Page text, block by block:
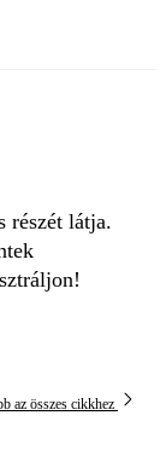
részét látja.
az összes cikkhez